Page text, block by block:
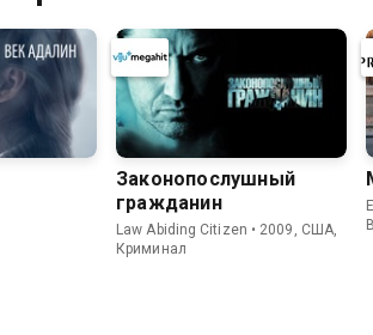
Законопослушный
гражданин
Law Abiding Citizen • 2009, США,
Криминал